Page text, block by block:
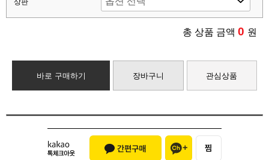
총 상품 금액 0 원
바로 구매하기 장바구니 관심상품